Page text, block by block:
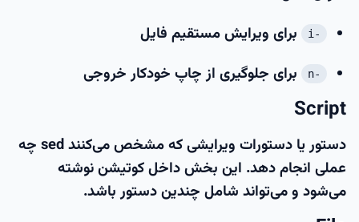
-i برای ویرایش مستقیم فایل
-n برای جلوگیری از چاپ خودکار خروجی
Script
دستور یا دستورات ویرایشی که مشخص می‌کنند sed چه
عملی انجام دهد. این بخش داخل کوتیشن نوشته
می‌شود و می‌تواند شامل چندین دستور باشد.